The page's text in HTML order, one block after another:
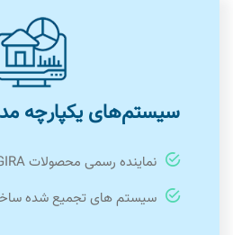
سیستم‌های یکپارچه
نماینده رسمی محصولات GIRA آلمان
سیستم های تجمیع شده